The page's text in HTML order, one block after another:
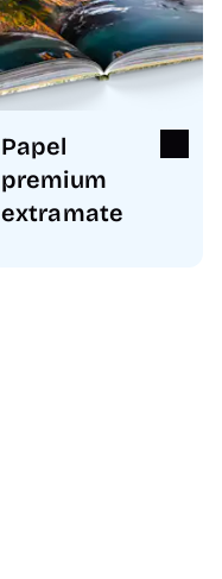
Papel
premium
extramate